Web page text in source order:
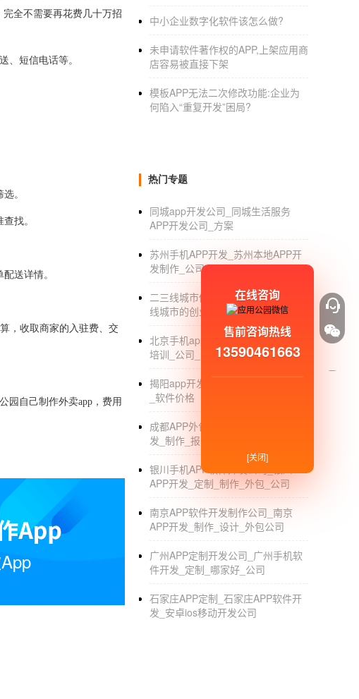
完全不需要再花费几十万招
、 短信电话等。
。
找。
送详情。
，收取商家的入驻费、 交
园自己制作外卖app ，费用
中小企业数字化软件该怎么做?
未申请软件著作权的APP,上架应用商
店容易被直接下架
模板APP无法二次修改功能:企业为
何陷入“重复开发”困局?
热门专题
同城app开发公司_同城生活服务
APP开发公司_方案
苏州手机APP开发_苏州本地APP开
发制作_公司
二三线城市做什么生意好_适合二三
线城市的创业项目_赚钱机会
北京手机app开发_北京手机app开发
培训_公司_外包排名
揭阳app开发_揭阳手机app开发公司
_软件价格
成都APP外包开发公司_成都APP开
发_制作_报价_排名
银川手机APP软件开发公司_银川
APP开发_定制_制作_外包_公司
南京APP软件开发制作公司_南京
APP开发_制作_设计_外包公司
广州APP定制开发公司_广州手机软
件开发_定制_哪家好_公司
石家庄APP定制_石家庄APP软件开
发_安卓ios移动开发公司
在线咨询
售前咨询热线
13590461663
[关闭]